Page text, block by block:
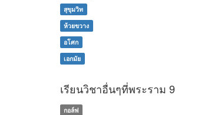
สุขุมวิท
ห้วยขวาง
อโศก
เอกมัย
เรียนวิชาอื่นๆที่พระราม 9
กอล์ฟ